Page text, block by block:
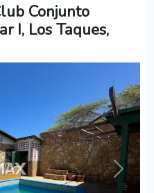
Conjunto
I, Los Taques,